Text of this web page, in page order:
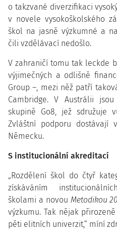
o takzvané diverzifikaci
v novele vysokoškolského
škol na jasně výzkumné a
čili vzdělávací nedošlo.
V zahraničí tomu tak leckde
výjimečných a odlišně
Group –, mezi něž patří
Cambridge. V Austrálii
skupině Go8, jež sdružuje
Zvláštní podporu dostávají
Německu.
S institucionální akreditací
„Rozdělení škol do čtyř
získáváním
školami a novou Metodikou
výzkumu. Tak nějak
pěti elitních univerzit,“ míní